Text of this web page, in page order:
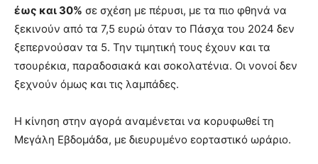
έως και 30% σε σχέση με πέρυσι, με τα πιο φθηνά να
ξεκινούν από τα 7,5 ευρώ όταν το Πάσχα του 2024 δεν
ξεπερνούσαν τα 5. Την τιμητική τους έχουν και τα
τσουρέκια, παραδοσιακά και σοκολατένια. Οι νονοί δεν
ξεχνούν όμως και τις λαμπάδες.
Η κίνηση στην αγορά αναμένεται να κορυφωθεί τη
Μεγάλη Εβδομάδα, με διευρυμένο εορταστικό ωράριο.